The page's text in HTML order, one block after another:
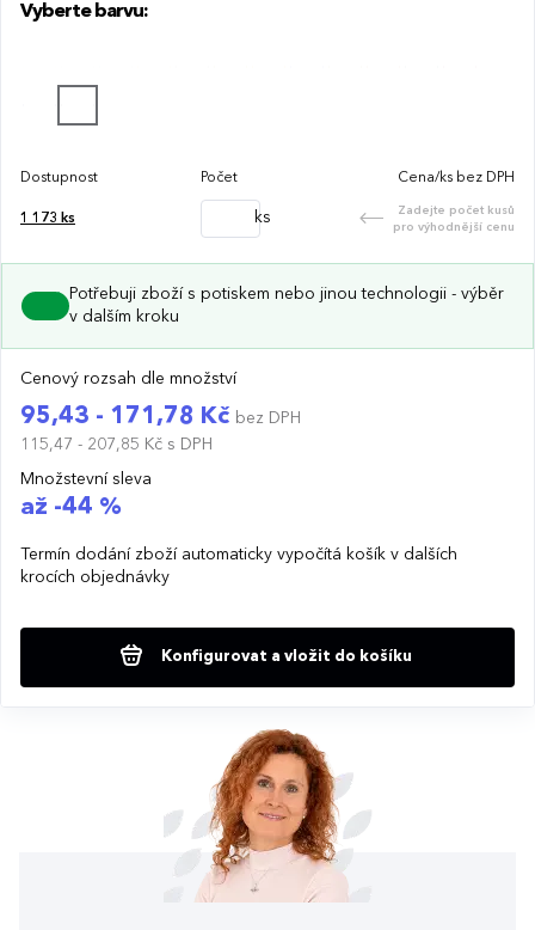
Vyberte barvu:
Dostupnost Počet Cena/ks bez DPH
1 173 ks ks
Zadejte počet kusů
pro výhodnější cenu
Potřebuji zboží s potiskem nebo jinou technologii - výběr
v dalším kroku
Cenový rozsah dle množství
95,43 - 171,78 Kč bez DPH
115,47 - 207,85 Kč s DPH
Množstevní sleva
až -44 %
Termín dodání zboží automaticky vypočítá košík v dalších
krocích objednávky
Konfigurovat a vložit do košíku